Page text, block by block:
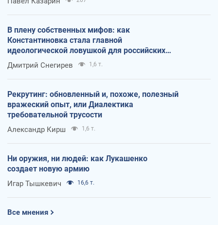
В плену собственных мифов: как
Константиновка стала главной
идеологической ловушкой для российских
оккупантов
Дмитрий Снегирев 1,6 т.
Рекрутинг: обновленный и, похоже, полезный
вражеский опыт, или Диалектика
требовательной трусости
Александр Кирш 1,6 т.
Ни оружия, ни людей: как Лукашенко
создает новую армию
Игар Тышкевич 16,6 т.
Все мнения